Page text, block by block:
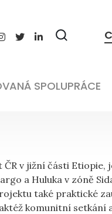
Zobrazit
SPOLUPRÁCE
v jižní části
a Huluka v zóně
také praktické
komunitní setkání